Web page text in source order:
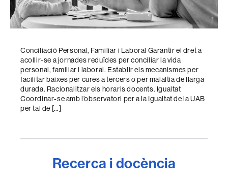
Conciliació Personal, Familiar i Laboral Garantir el dret a
acollir-se a jornades reduïdes per conciliar la vida
personal, familiar i laboral. Establir els mecanismes per
facilitar baixes per cures a tercers o per malaltia de llarga
durada. Racionalitzar els horaris docents. Igualtat
Coordinar-se amb l’observatori per a la Igualtat de la UAB
per tal de […]
Recerca i docència